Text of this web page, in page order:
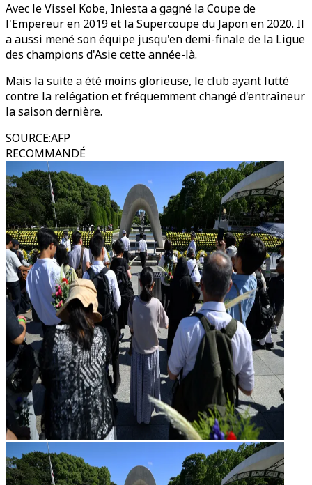
Avec le Vissel Kobe, Iniesta a gagné la Coupe de
l'Empereur en 2019 et la Supercoupe du Japon en 2020. Il
a aussi mené son équipe jusqu'en demi-finale de la Ligue
des champions d'Asie cette année-là.
Mais la suite a été moins glorieuse, le club ayant lutté
contre la relégation et fréquemment changé d'entraîneur
la saison dernière.
SOURCE:AFP
RECOMMANDÉ